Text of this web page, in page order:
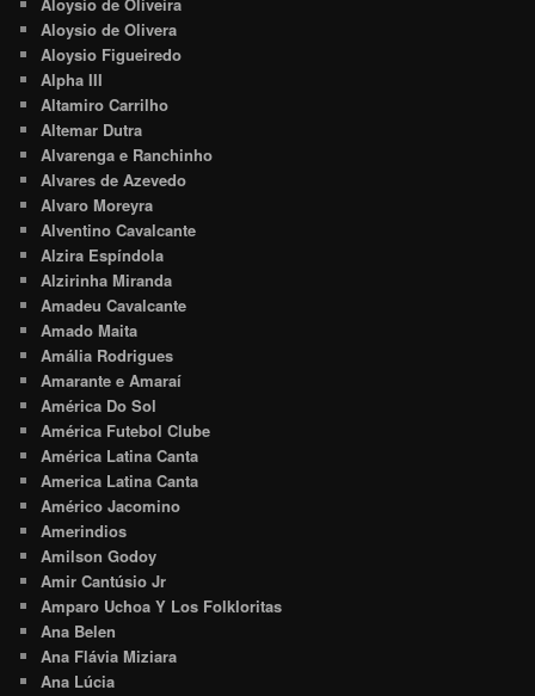
Aloysio de Olivera
Aloysio Figueiredo
Alpha III
Altamiro Carrilho
Altemar Dutra
Alvarenga e Ranchinho
Alvares de Azevedo
Alvaro Moreyra
Alventino Cavalcante
Alzira Espíndola
Alzirinha Miranda
Amadeu Cavalcante
Amado Maita
Amália Rodrigues
Amarante e Amaraí
América Do Sol
América Futebol Clube
América Latina Canta
America Latina Canta
Américo Jacomino
Amerindios
Amilson Godoy
Amir Cantúsio Jr
Amparo Uchoa Y Los Folkloritas
Ana Belen
Ana Flávia Miziara
Ana Lúcia